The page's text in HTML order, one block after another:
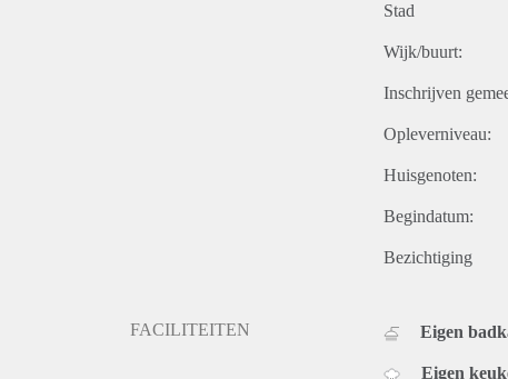
Stad
Wijk/buurt:
Inschrijven
Opleverniveau:
Huisgenoten:
Begindatum:
Bezichtiging
FACILITEITEN Eigen
Eigen